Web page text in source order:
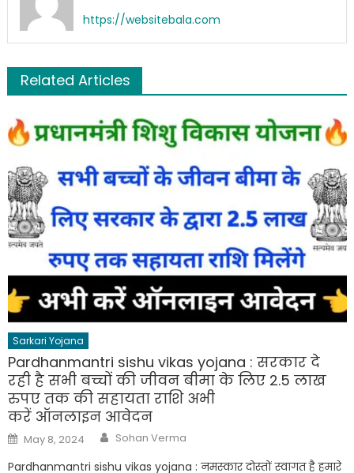
https://websitebala.com
Related Articles
Sarkari Yojana
Pardhanmantri sishu vikas yojana : सरकार दे
रही है सभी बच्चों की जीवन बीमा के लिए 2.5 लाख
रुपए तक की सहायता राशि अभी
करें ऑनलाइन आवेदन
Posted
on
May 8, 2024 Author
Sohan Verma
Pardhanmantri sishu vikas yojana : नमस्कार दोस्तों स्वागत है हमारे